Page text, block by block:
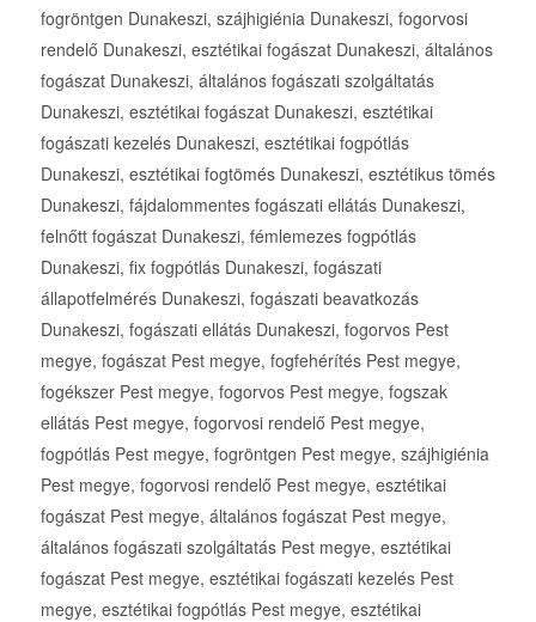
fogröntgen Dunakeszi, szájhigiénia Dunakeszi, fogorvosi
rendelő Dunakeszi, esztétikai fogászat Dunakeszi, általános
fogászat Dunakeszi, általános fogászati szolgáltatás
Dunakeszi, esztétikai fogászat Dunakeszi, esztétikai
fogászati kezelés Dunakeszi, esztétikai fogpótlás
Dunakeszi, esztétikai fogtömés Dunakeszi, esztétikus tömés
Dunakeszi, fájdalommentes fogászati ellátás Dunakeszi,
felnőtt fogászat Dunakeszi, fémlemezes fogpótlás
Dunakeszi, fix fogpótlás Dunakeszi, fogászati
állapotfelmérés Dunakeszi, fogászati beavatkozás
Dunakeszi, fogászati ellátás Dunakeszi, fogorvos Pest
megye, fogászat Pest megye, fogfehérítés Pest megye,
fogékszer Pest megye, fogorvos Pest megye, fogszak
ellátás Pest megye, fogorvosi rendelő Pest megye,
fogpótlás Pest megye, fogröntgen Pest megye, szájhigiénia
Pest megye, fogorvosi rendelő Pest megye, esztétikai
fogászat Pest megye, általános fogászat Pest megye,
általános fogászati szolgáltatás Pest megye, esztétikai
fogászat Pest megye, esztétikai fogászati kezelés Pest
megye, esztétikai fogpótlás Pest megye, esztétikai